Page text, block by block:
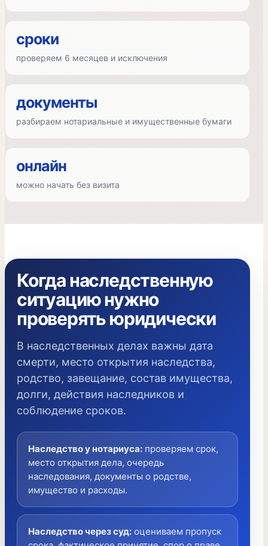
сроки
проверяем 6 месяцев и исключения
документы
разбираем нотариальные и имущественные бумаги
онлайн
можно начать без визита
Когда наследственную
ситуацию нужно
проверять юридически
В наследственных делах важны дата
смерти, место открытия наследства,
родство, завещание, состав имущества,
долги, действия наследников и
соблюдение сроков.
Наследство у нотариуса: проверяем срок,
место открытия дела, очередь
наследования, документы о родстве,
имущество и расходы.
Наследство через суд: оцениваем пропуск